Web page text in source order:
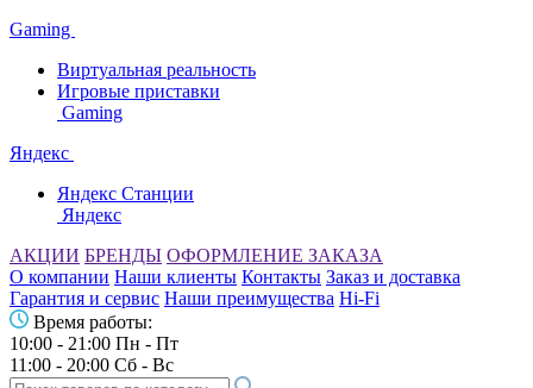
Gaming
Виртуальная реальность
Игровые приставки
Gaming
Яндекс
Яндекс Станции
Яндекс
АКЦИИ БРЕНДЫ ОФОРМЛЕНИЕ ЗАКАЗА
О компании Наши клиенты Контакты Заказ и доставка
Гарантия и сервис Наши преимущества Hi-Fi
Время работы:
10:00 - 21:00 Пн - Пт
11:00 - 20:00 Сб - Вс